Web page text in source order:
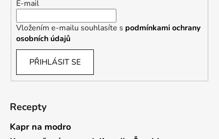
E-mail
Vložením e-mailu souhlasíte s podmínkami ochrany
osobních údajů
PŘIHLÁSIT SE
Recepty
Kapr na modro